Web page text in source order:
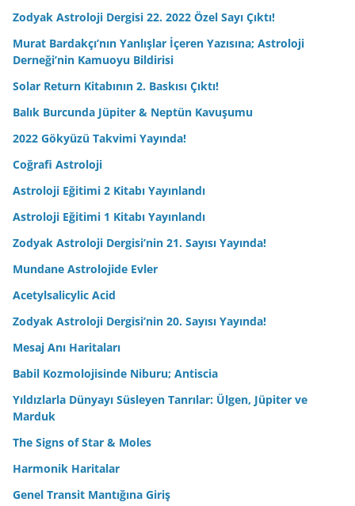
Zodyak Astroloji Dergisi 22. 2022 Özel Sayı Çıktı!
Murat Bardakçı’nın Yanlışlar İçeren Yazısına; Astroloji
Derneği’nin Kamuoyu Bildirisi
Solar Return Kitabının 2. Baskısı Çıktı!
Balık Burcunda Jüpiter & Neptün Kavuşumu
2022 Gökyüzü Takvimi Yayında!
Coğrafi Astroloji
Astroloji Eğitimi 2 Kitabı Yayınlandı
Astroloji Eğitimi 1 Kitabı Yayınlandı
Zodyak Astroloji Dergisi’nin 21. Sayısı Yayında!
Mundane Astrolojide Evler
Acetylsalicylic Acid
Zodyak Astroloji Dergisi’nin 20. Sayısı Yayında!
Mesaj Anı Haritaları
Babil Kozmolojisinde Niburu; Antiscia
Yıldızlarla Dünyayı Süsleyen Tanrılar: Ülgen, Jüpiter ve
Marduk
The Signs of Star & Moles
Harmonik Haritalar
Genel Transit Mantığına Giriş